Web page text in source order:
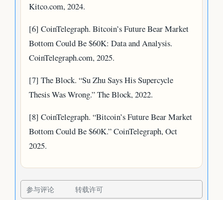
Kitco.com, 2024.
[6] CoinTelegraph. Bitcoin’s Future Bear Market
Bottom Could Be $60K: Data and Analysis.
CoinTelegraph.com, 2025.
[7] The Block. “Su Zhu Says His Supercycle
Thesis Was Wrong.” The Block, 2022.
[8] CoinTelegraph. “Bitcoin’s Future Bear Market
Bottom Could Be $60K.” CoinTelegraph, Oct
2025.
参与评论 转载许可